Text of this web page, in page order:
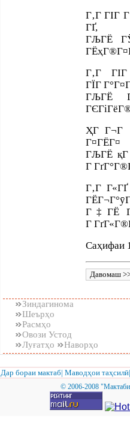
Г‚Г ГІГ
ГҐ,
ГЉГЁ
Г‚Г
ГЇГ
ГЉГЁ
ҲГ Г¬Г
Г¤ГЁГ¤
ГЉГЁ қГ
Г
Г‚Г
Г‡ГЁ
Г
Саҳифаи
Зиндагинома
Шеърҳо
Расмҳо
Овози Устод
Луғатҳо
Наворҳо
Дар бораи мактаб| Маводҳои таҳсилӣ
© 2006-2008 "Мактаби